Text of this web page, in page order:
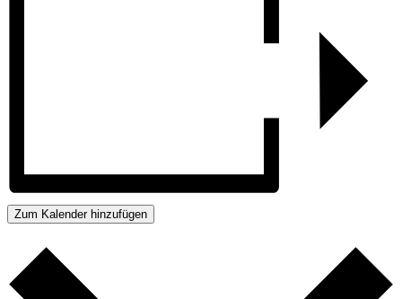
Zum Kalender hinzufügen